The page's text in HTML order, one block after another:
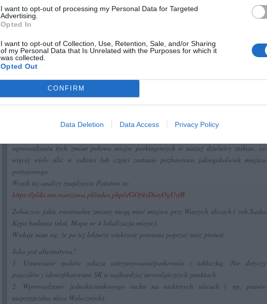
I want to opt-out of processing my Personal Data for Targeted
Advertising.
Opted In
I want to opt-out of Collection, Use, Retention, Sale, and/or Sharing
of my Personal Data that Is Unrelated with the Purposes for which it
was collected.
Opted Out
CONFIRM
Data Deletion Data Access Privacy Policy
Urządzając taką Strefę na Kępie sami sparaliżujemy sobie życie.
bywalec.
Są różne pomysły, aby temu zaradzić. Wszystkim chodzi głównie o to, aby w miarę
możliwości wyeliminować z ulic Saskiej Kępy kierowców traktujących naszą dzielnicę
jako bezpłatny parking w drodze do pracy, innymi słowy parking przesiadkowy.
Z inicjatywy grupy mieszkańców zorganizowanych pod szyldem „Saska Kępa to nie
W wyniku tego spotkania rozpoczęto wstępne przymiarki do wprowadzenie na Kępie
wprowadzeniu tych zmian połowa miejsc parkingowych w naszej dzielnicy zniknie, co
więcej wiele ulic w całości lub części zostanie pozbawiona jakiegokolwiek miejsca
postojowego.
Wynik tej analizy znajdziecie Państwo tu:
https://pliki.um.warszawa.pl/index.php/s/GOf4yDiayOgUvfB
Zobaczcie jakie ewentualne zmiany mogą mieć miejsce przy Waszych ulicach ( zob.Saska
Kępa badania tekst, Mapa nr 4 lokalizacja miejsc).
Wydaje nam się, że po tej lekturze większość powinna poprzeć nasz protest.
Jaka jest alternatywa?
1. Ustawianie znaków zakazu zatrzymywania/parkownia z tabliczką: Nie dotyczy
pojazdów z identyfikatorami SK w najbardziej newralgicznych punktach.
2. Wprowadzenie jednokierunkowego ruchu na niektórych ulicach ( np. prawie
nieprzejezdna ulica Walecznych).